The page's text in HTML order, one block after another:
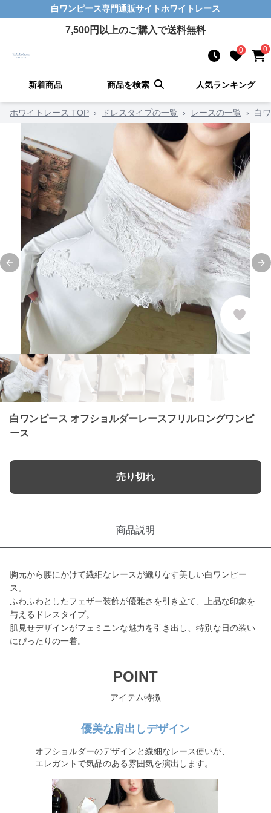
白ワンピース専門通販サイトホワイトレース
7,500円以上のご購入で送料無料
0 0
新着商品 商品を検索 人気ランキング
ホワイトレース TOP › ドレスタイプの一覧 › レースの一覧 › 白
Previous slide
白ワンピース オフショルダーレースフリルロングワンピ
ース
売り切れ
商品説明
胸元から腰にかけて繊細なレースが織りなす美しい白ワンピー
ス。
ふわふわとしたフェザー装飾が優雅さを引き立て、上品な印象を
与えるドレスタイプ。
肌見せデザインがフェミニンな魅力を引き出し、特別な日の装い
にぴったりの一着。
POINT
アイテム特徴
優美な肩出しデザイン
オフショルダーのデザインと繊細なレース使いが、
エレガントで気品のある雰囲気を演出します。